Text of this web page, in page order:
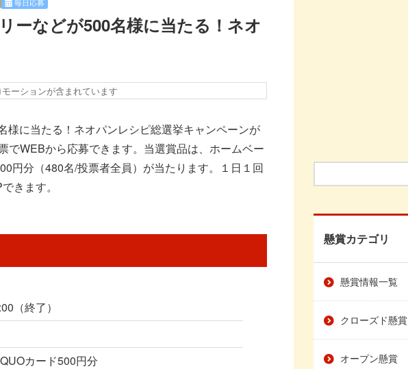
毎日応募
ーなどが500名様に当たる！ネオ
ーションが含まれています
様に当たる！ネオパンレシピ総選挙キャンペーンが
でWEBから応募できます。当選賞品は、ホームベー
円分（480名/投票者全員）が当たります。１日１回
きます。
（終了）
カード500円分
懸賞カテゴリ
懸賞情報一覧
クローズド懸賞
オープン懸賞